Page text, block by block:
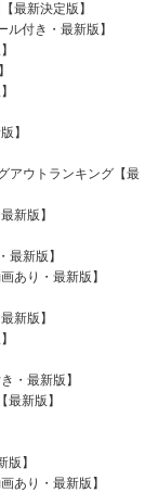
最新決定版】
付き・最新版】
】
アウトランキング【最
新版】
新版】
あり・最新版】
新版】
・最新版】
新版】
】
あり・最新版】